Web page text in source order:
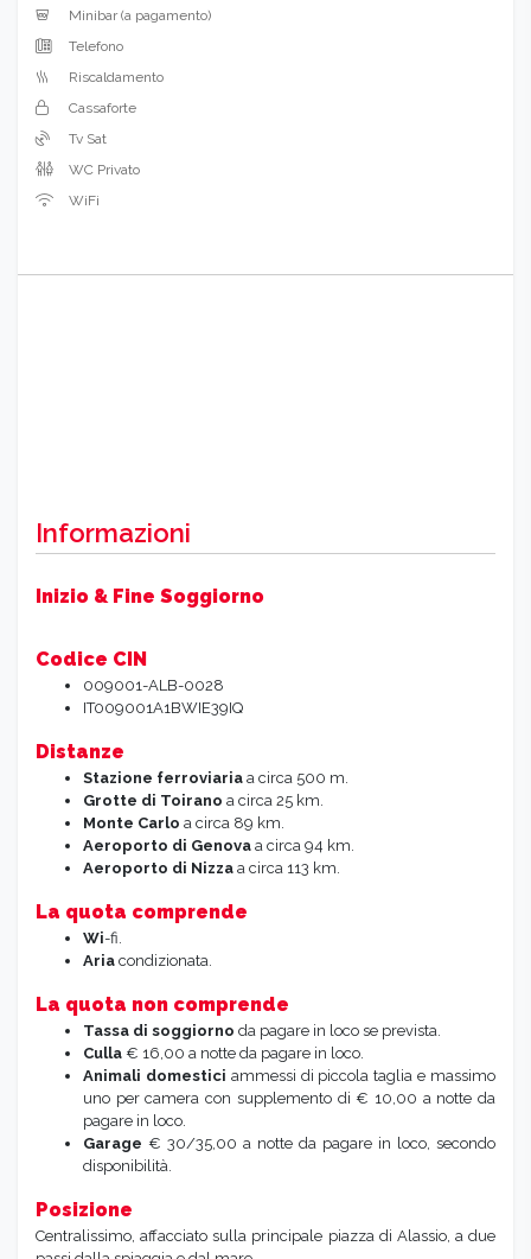
Minibar (a pagamento)
Telefono
Riscaldamento
Cassaforte
Tv Sat
WC Privato
WiFi
Informazioni
Inizio & Fine Soggiorno
Codice CIN
009001-ALB-0028
IT009001A1BWIE39IQ
Distanze
Stazione ferroviaria a circa 500 m.
Grotte di Toirano a circa 25 km.
Monte Carlo a circa 89 km.
Aeroporto di Genova a circa 94 km.
Aeroporto di Nizza a circa 113 km.
La quota comprende
Wi-fi.
Aria condizionata.
La quota non comprende
Tassa di soggiorno da pagare in loco se prevista.
Culla € 16,00 a notte da pagare in loco.
Animali domestici ammessi di piccola taglia e massimo
uno per camera con supplemento di € 10,00 a notte da
pagare in loco.
Garage € 30/35,00 a notte da pagare in loco, secondo
disponibilità.
Posizione
Centralissimo, affacciato sulla principale piazza di Alassio, a due